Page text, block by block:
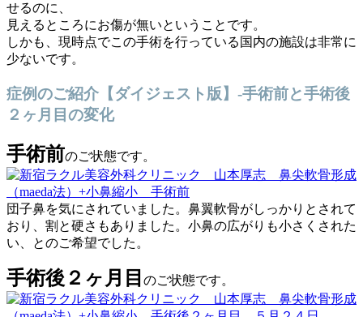
せるのに、
見えるところにお傷が無いということです。
しかも、現時点でこの手術を行っている国内の施設は非常に
少ないです。
症例のご紹介【ダイジェスト版】-手術前と手術後
２ヶ月目の変化
手術前のご状態です。
団子鼻を気にされていました。鼻翼軟骨がしっかりとされて
おり、割と硬さもありました。小鼻の広がりも小さくされた
い、とのご希望でした。
手術後２ヶ月目 のご状態です。